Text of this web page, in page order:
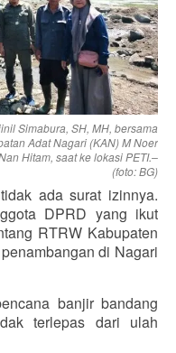
Simabura, SH, MH, bersama
Adat Nagari (KAN) M Noer
Hitam, saat ke lokasi PETI.–
(foto: BG)
ada surat izinnya.
DPRD yang ikut
RTRW Kabupaten
di Nagari
banjir bandang
terlepas dari ulah